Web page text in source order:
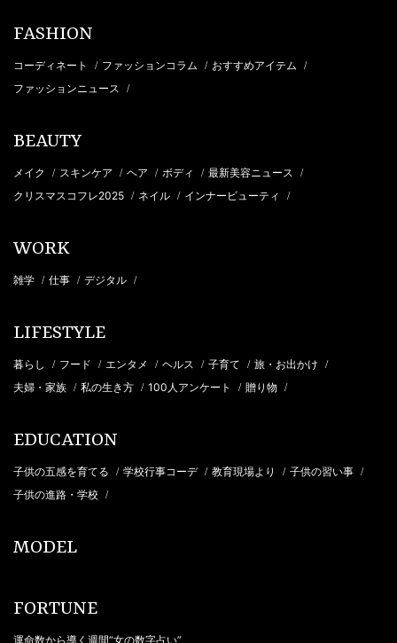
FASHION
コーディネート / ファッションコラム / おすすめアイテム /
ファッションニュース /
BEAUTY
メイク / スキンケア / ヘア / ボディ / 最新美容ニュース /
クリスマスコフレ2025 / ネイル / インナービューティ /
WORK
雑学 / 仕事 / デジタル /
LIFESTYLE
暮らし / フード / エンタメ / ヘルス / 子育て / 旅・お出かけ /
夫婦・家族 / 私の生き方 / 100人アンケート / 贈り物 /
EDUCATION
子供の五感を育てる / 学校行事コーデ / 教育現場より / 子供の習い事 /
子供の進路・学校 /
MODEL
FORTUNE
運命数から導く週間“女の数字占い”